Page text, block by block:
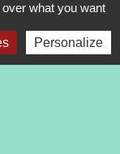
what you want
Personalize